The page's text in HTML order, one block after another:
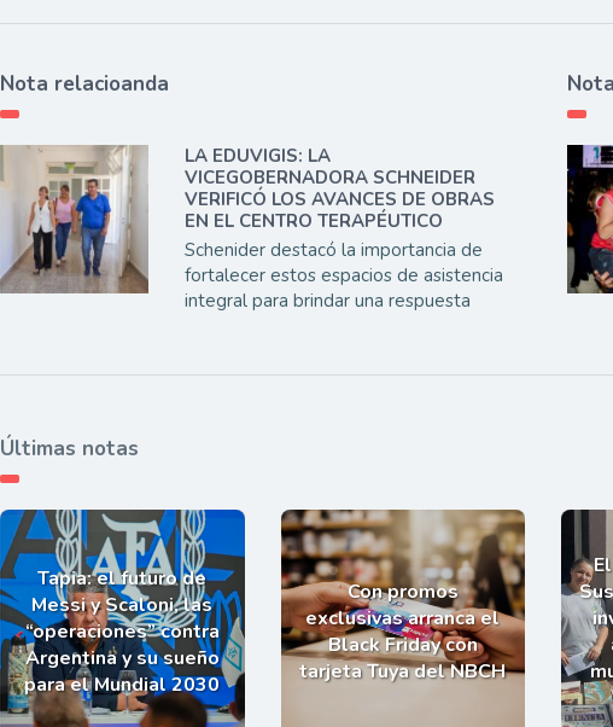
Nota relacioanda
LA EDUVIGIS: LA
VICEGOBERNADORA SCHNEIDER
VERIFICÓ LOS AVANCES DE OBRAS
EN EL CENTRO TERAPÉUTICO
Schenider destacó la importancia de
fortalecer estos espacios de asistencia
integral para brindar una respuesta
Últimas notas
Tapia: el futuro de
Messi y Scaloni, las
“operaciones” contra
Argentina y su sueño
para el Mundial 2030
Con promos
exclusivas arranca el
Black Friday con
tarjeta Tuya del NBCH